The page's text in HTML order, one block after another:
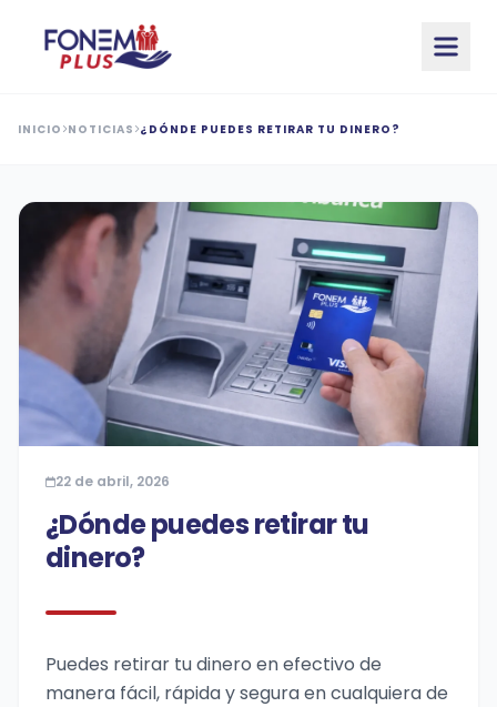
INICIO NOTICIAS ¿DÓNDE PUEDES RETIRAR TU DINERO?
22 de abril, 2026
¿Dónde puedes retirar tu
dinero?
Puedes retirar tu dinero en efectivo de
manera fácil, rápida y segura en cualquiera de